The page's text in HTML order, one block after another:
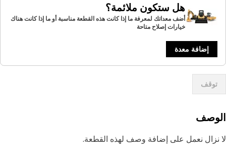
هل ستكون ملائمة؟
أضف معداتك لمعرفة ما إذا كانت هذه القطعة مناسبة أو ما إذا كانت هناك
خيارات إصلاح متاحة
إضافة معدة
توقف
نزال نعمل على إضافة وصف لهذه القطعة.